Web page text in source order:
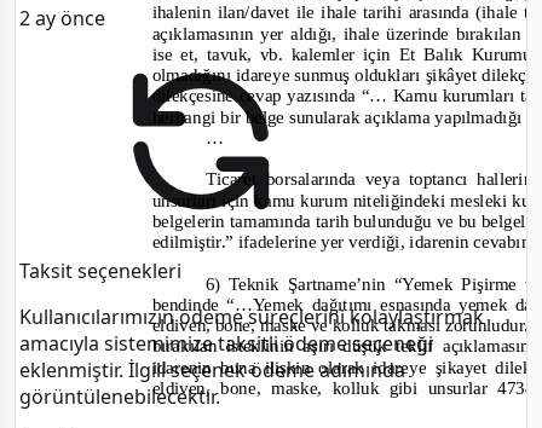
2 ay önce
Taksit seçenekleri
Kullanıcılarımızın ödeme süreçlerini kolaylaştırmak
amacıyla sistemimize taksitli ödeme seçeneği
eklenmiştir. İlgili seçenek ödeme adımında
görüntülenebilecektir.
ihalenin ilan/davet ile ihale tarihi arasında (ihale
açıklamasının yer aldığı, ihale üzerinde
ise et, tavuk, vb. kalemler için Et Balık
olmadığını idareye sunmuş oldukları şikâyet
dilekçesine cevap yazısında “… Kamu kurumları
herhangi bir belge sunularak açıklama yapılmadığı
…
Ticaret borsalarında veya toptancı
unsurları için kamu kurum niteliğindeki mesleki
belgelerin tamamında tarih bulunduğu ve bu
edilmiştir.”ifadelerine yer verdiği, idarenin
6) Teknik Şartname’nin “Yemek Pişirme
bendinde“…Yemek dağıtımı esnasında yemek
eldiven, bone, maske ve kolluk takması zorunludur.”
bırakılan isteklinin aşırı düşük teklif
idarenin buna ilişkin olarak idareye şikayet
eldiven, bone, maske, kolluk gibi unsurlar